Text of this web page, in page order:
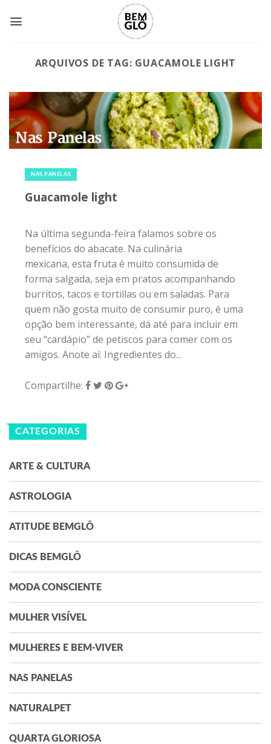
ARQUIVOS DE TAG: GUACAMOLE LIGHT
NAS PANELAS
Guacamole light
Na última segunda-feira falamos sobre os
benefícios do abacate. Na culinária
mexicana, esta fruta é muito consumida de
forma salgada, seja em pratos acompanhando
burritos, tacos e tortillas ou em saladas. Para
quem não gosta muito de consumir puro, é uma
opção bem interessante, dá até para incluir em
seu “cardápio” de petiscos para comer com os
amigos. Anote aí: Ingredientes do...
Compartilhe:
CATEGORIAS
ARTE & CULTURA
ASTROLOGIA
ATITUDE BEMGLÔ
DICAS BEMGLÔ
MODA CONSCIENTE
MULHER VISÍVEL
MULHERES E BEM-VIVER
NAS PANELAS
NATURALPET
QUARTA GLORIOSA